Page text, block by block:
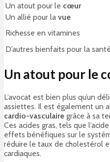
Un atout pour le cœur
Un allié pour la vue
Richesse en vitamines
D’autres bienfaits pour la santé
Un atout pour le
L’avocat est bien plus qu’un
assiettes. Il est également un
cardio-vasculaire grâce à sa
Ces acides gras, tels que
effets bénéfiques sur le
réduire le taux de cholestérol
cardiaques.